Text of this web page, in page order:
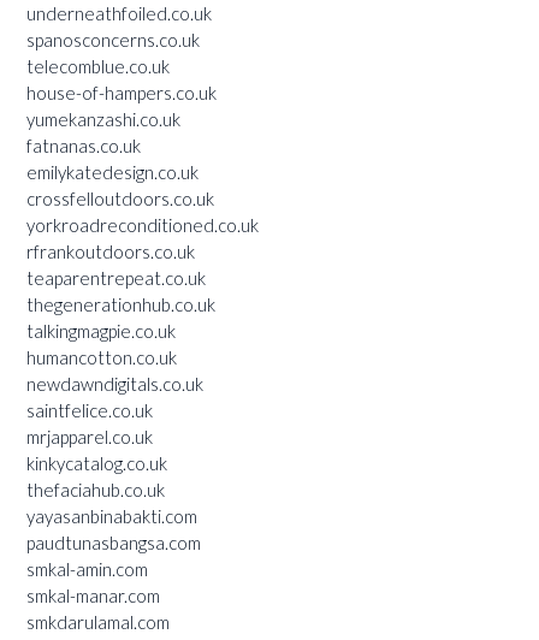
underneathfoiled.co.uk
spanosconcerns.co.uk
telecomblue.co.uk
house-of-hampers.co.uk
yumekanzashi.co.uk
fatnanas.co.uk
emilykatedesign.co.uk
crossfelloutdoors.co.uk
yorkroadreconditioned.co.uk
rfrankoutdoors.co.uk
teaparentrepeat.co.uk
thegenerationhub.co.uk
talkingmagpie.co.uk
humancotton.co.uk
newdawndigitals.co.uk
saintfelice.co.uk
mrjapparel.co.uk
kinkycatalog.co.uk
thefaciahub.co.uk
yayasanbinabakti.com
paudtunasbangsa.com
smkal-amin.com
smkal-manar.com
smkdarulamal.com